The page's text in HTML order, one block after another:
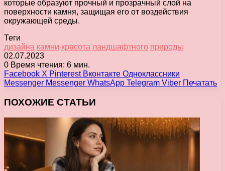
которые образуют прочный и прозрачный слой на
поверхности камня, защищая его от воздействия
окружающей среды.
Теги
дизайна камни красота ландшафтного природы
02.07.2023
0 Время чтения: 6 мин.
Facebook X Pinterest Вконтакте Одноклассники
Messenger Messenger WhatsApp Telegram Viber Печатать
ПОХОЖИЕ СТАТЬИ